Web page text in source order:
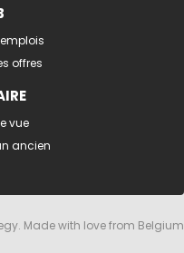
offres
vue
ancien
Made with love from Belgium